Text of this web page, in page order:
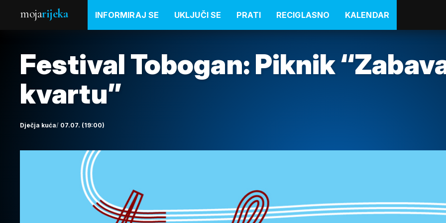
mojarijeka INFORMIRAJ SE UKLJUČI SE PRATI RECIGLASNO KALENDAR
Festival Tobogan: Piknik
kvartu”
Dječja kuća 07.07. (19:00)